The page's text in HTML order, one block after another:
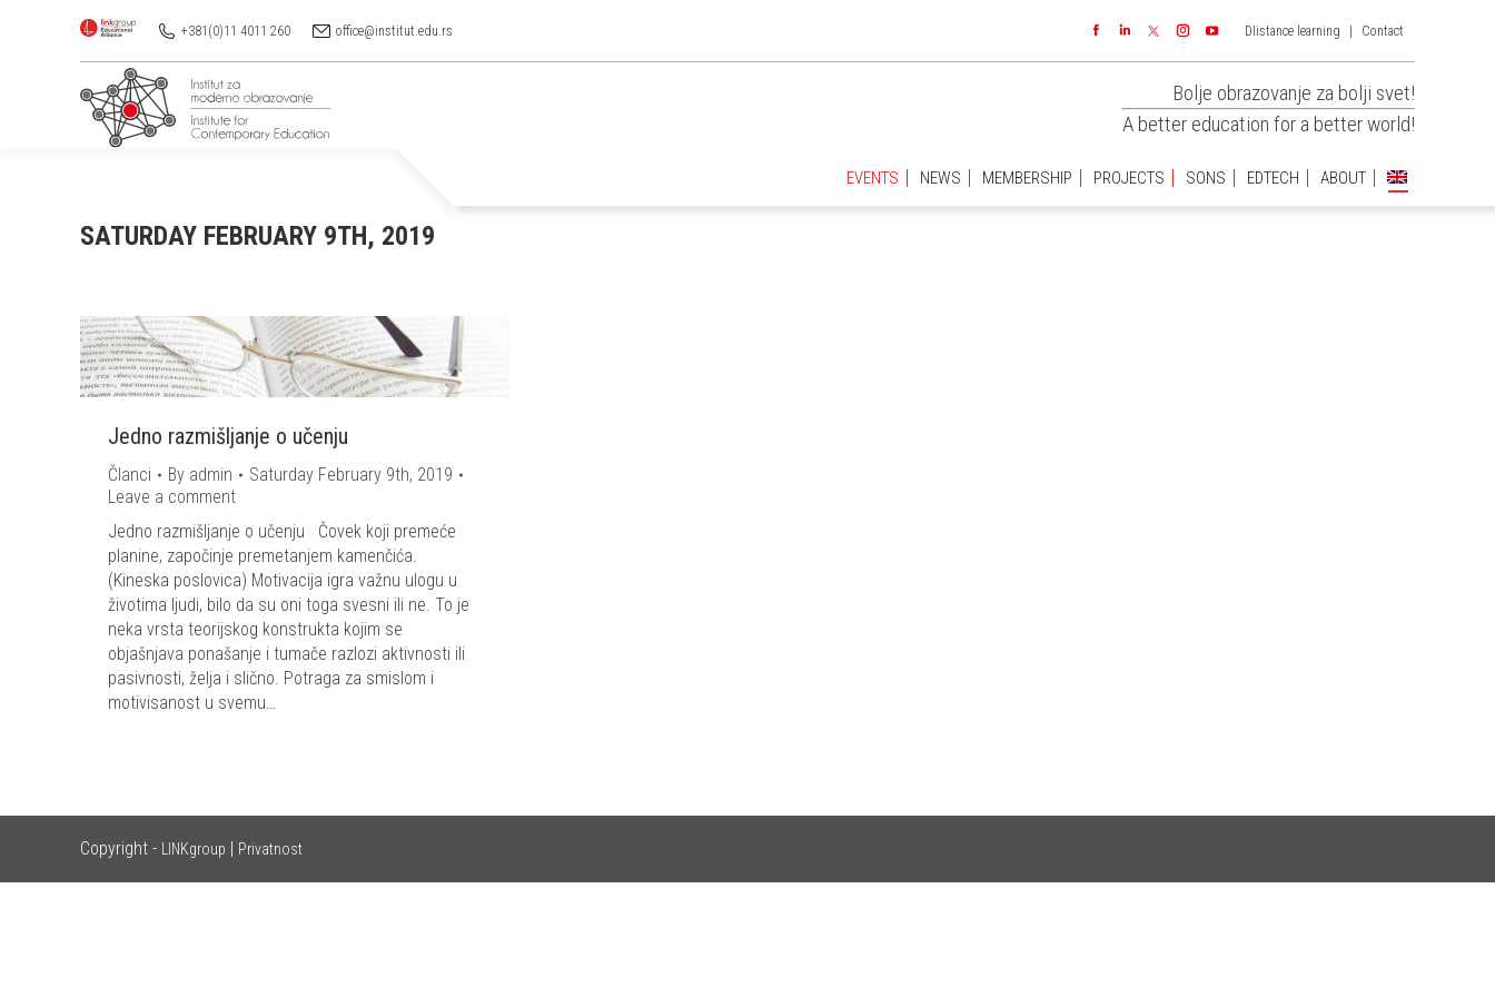
+381(0)11 4011 260 office@institut.edu.rs
FacebookLinkedin Instagram
DIistance learning Contact
Bolje obrazovanje za bolji svet!
A better education for a better world!
EVENTS NEWS MEMBERSHIP PROJECTS SONS EDTECH ABOUT
SATURDAY FEBRUARY 9TH, 2019
Jedno razmišljanje o učenju
Članci By admin
Saturday February 9th, 2019
Leave a comment
Jedno razmišljanje o učenju Čovek koji premeće
planine, započinje premetanjem kamenčića.
(Kineska poslovica) Motivacija igra važnu ulogu u
životima ljudi, bilo da su oni toga svesni ili ne. To je
neka vrsta teorijskog konstrukta kojim se
objašnjava ponašanje i tumače razlozi aktivnosti ili
pasivnosti, želja i slično. Potraga za smislom i
motivisanost u svemu…
Copyright - LINKgroup | Privatnost
PROJECTS SONS EDTECH ABOUT